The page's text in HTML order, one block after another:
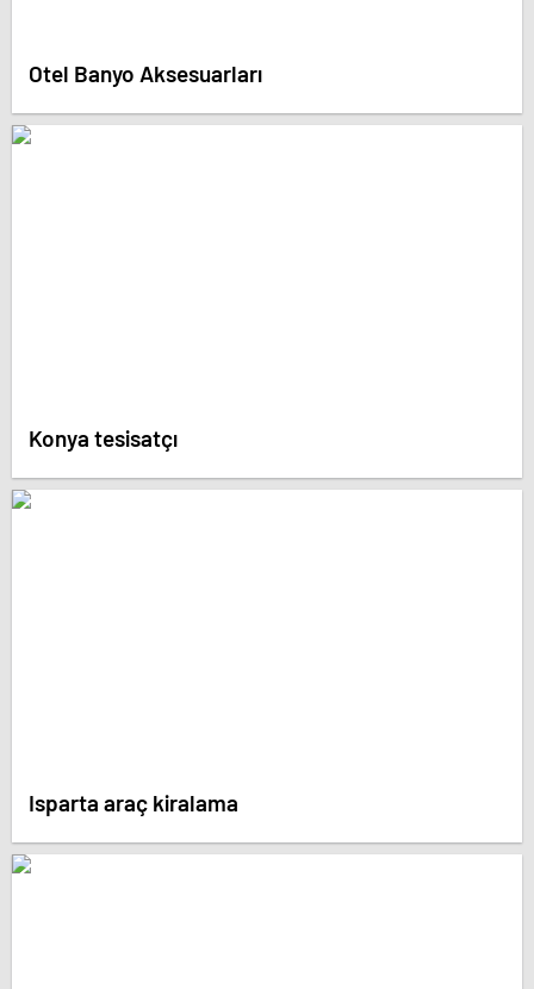
Otel Banyo Aksesuarları
Konya tesisatçı
Isparta araç kiralama